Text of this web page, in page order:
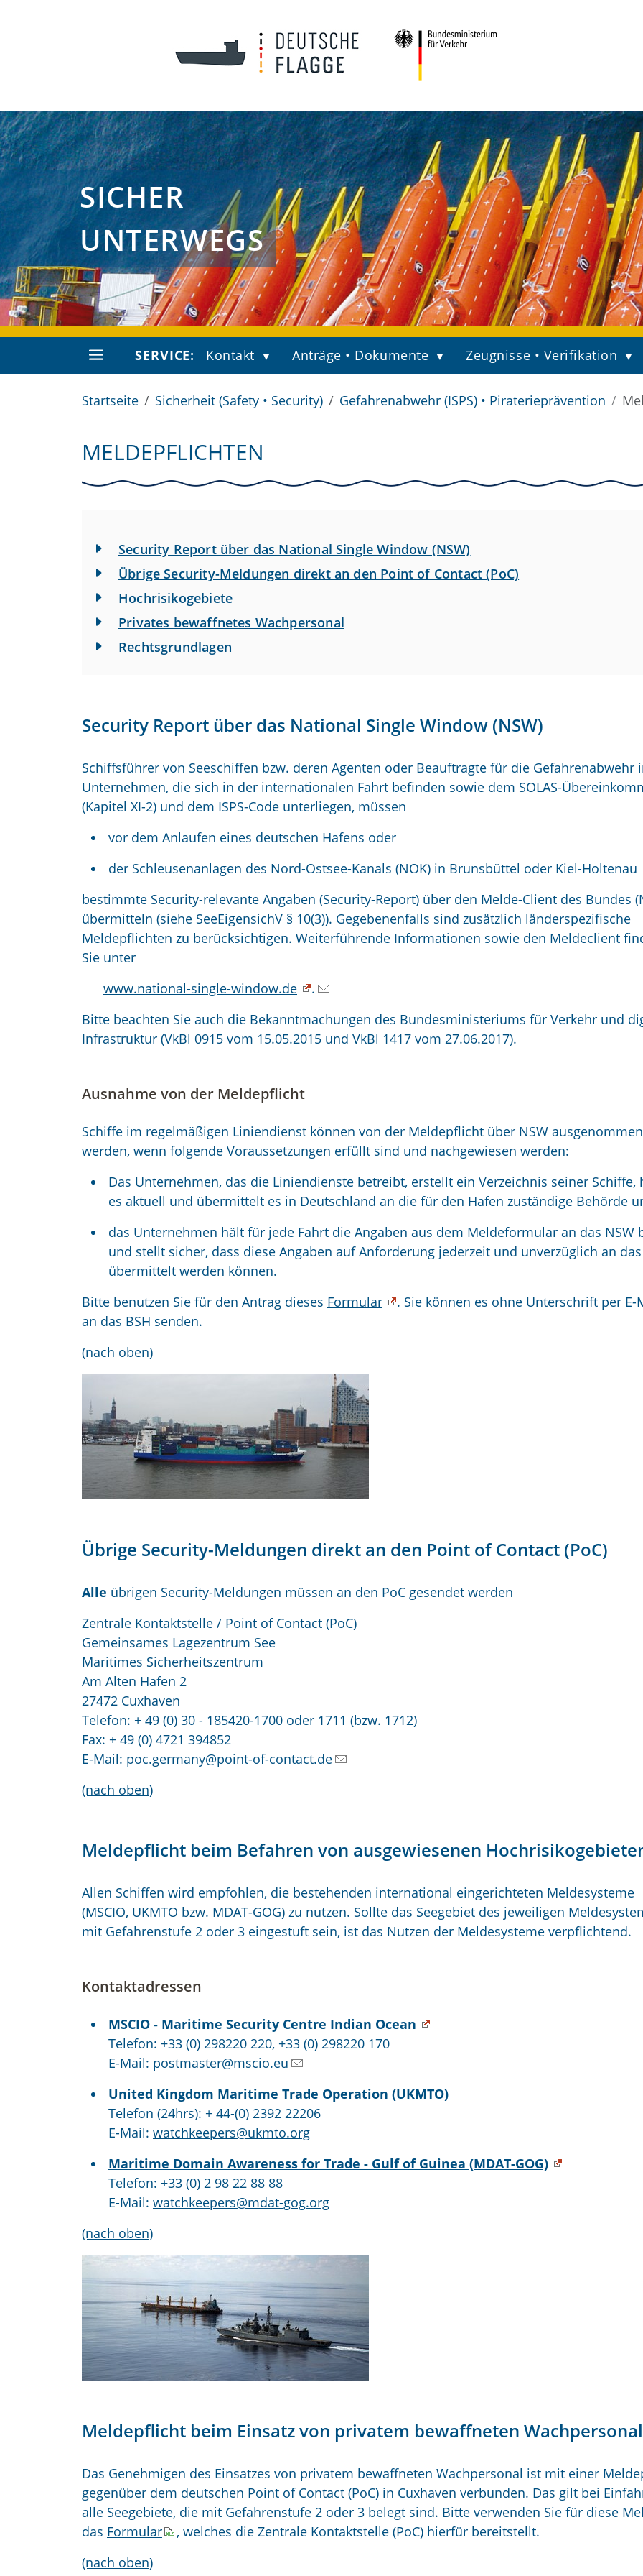
SICHER
UNTERWEGS
SERVICE: Kontakt Anträge • Dokumente Zeugnisse • Verifikation
Startseite Sicherheit (Safety • Security) Gefahrenabwehr (ISPS) • Piraterieprävention
MELDEPFLICHTEN
Security Report über das National Single Window (NSW)
Übrige Security-Meldungen direkt an den Point of Contact (PoC)
Hochrisikogebiete
Privates bewaffnetes Wachpersonal
Rechtsgrundlagen
Security Report über das National Single Window (NSW)
Schiffsführer von Seeschiffen bzw. deren Agenten oder Beauftragte für die Gefahrenabwehr
Unternehmen, die sich in der internationalen Fahrt befinden sowie dem SOLAS-
(Kapitel XI-2) und dem ISPS-Code unterliegen, müssen
vor dem Anlaufen eines deutschen Hafens oder
der Schleusenanlagen des Nord-Ostsee-Kanals (NOK) in Brunsbüttel oder Kiel-Holtenau
bestimmte Security-relevante Angaben (Security-Report) über den Melde-Client des Bundes
übermitteln (siehe SeeEigensichV § 10(3)). Gegebenenfalls sind zusätzlich länderspezifische
Meldepflichten zu berücksichtigen. Weiterführende Informationen sowie den Meldeclient
Sie unter
www.national-single-window.de
.
Bitte beachten Sie auch die Bekanntmachungen des Bundesministeriums für Verkehr und
Infrastruktur (VkBl 0915 vom 15.05.2015 und VkBl 1417 vom 27.06.2017).
Ausnahme von der Meldepflicht
Schiffe im regelmäßigen Liniendienst können von der Meldepflicht über NSW ausgenommen
werden, wenn folgende Voraussetzungen erfüllt sind und nachgewiesen werden:
Das Unternehmen, das die Liniendienste betreibt, erstellt ein Verzeichnis seiner Schiffe,
es aktuell und übermittelt es in Deutschland an die für den Hafen zuständige Behörde
das Unternehmen hält für jede Fahrt die Angaben aus dem Meldeformular an das NSW
und stellt sicher, dass diese Angaben auf Anforderung jederzeit und unverzüglich an das
übermittelt werden können.
Bitte benutzen Sie für den Antrag dieses Formular
. Sie können es ohne Unterschrift per E-
an das BSH senden.
(nach oben)
Übrige Security-Meldungen direkt an den Point of Contact (PoC)
Alle übrigen Security-Meldungen müssen an den PoC gesendet werden
Zentrale Kontaktstelle / Point of Contact (PoC)
Gemeinsames Lagezentrum See
Maritimes Sicherheitszentrum
Am Alten Hafen 2
27472 Cuxhaven
Telefon: + 49 (0) 30 - 185420-1700 oder 1711 (bzw. 1712)
Fax: + 49 (0) 4721 394852
E-Mail: poc.germany@point-of-contact.de
(nach oben)
Meldepflicht beim Befahren von ausgewiesenen
Allen Schiffen wird empfohlen, die bestehenden international eingerichteten Meldesysteme
(MSCIO, UKMTO bzw. MDAT-GOG) zu nutzen. Sollte das Seegebiet des jeweiligen
mit Gefahrenstufe 2 oder 3 eingestuft sein, ist das Nutzen der Meldesysteme verpflichtend.
Kontaktadressen
MSCIO - Maritime Security Centre Indian Ocean
Telefon: +33 (0) 298220 220, +33 (0) 298220 170
E-Mail: postmaster@mscio.eu
United Kingdom Maritime Trade Operation (UKMTO)
Telefon (24hrs): + 44-(0) 2392 22206
E-Mail: watchkeepers@ukmto.org
Maritime Domain Awareness for Trade - Gulf of Guinea (MDAT-GOG)
Telefon: +33 (0) 2 98 22 88 88
E-Mail: watchkeepers@mdat-gog.org
(nach oben)
Meldepflicht beim Einsatz von privatem bewaffneten Wachpersonal
Das Genehmigen des Einsatzes von privatem bewaffneten Wachpersonal ist mit einer
gegenüber dem deutschen Point of Contact (PoC) in Cuxhaven verbunden. Das gilt bei
alle Seegebiete, die mit Gefahrenstufe 2 oder 3 belegt sind. Bitte verwenden Sie für diese
das Formular
, welches die Zentrale Kontaktstelle (PoC) hierfür bereitstellt.
(nach oben)